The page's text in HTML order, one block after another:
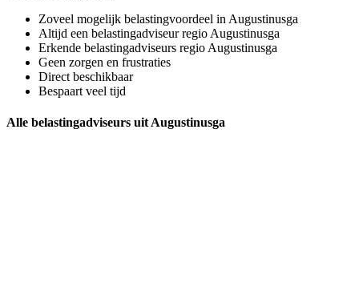
Zoveel mogelijk belastingvoordeel in Augustinusga
Altijd een belastingadviseur regio Augustinusga
Erkende belastingadviseurs regio Augustinusga
Geen zorgen en frustraties
Direct beschikbaar
Bespaart veel tijd
Alle belastingadviseurs uit Augustinusga